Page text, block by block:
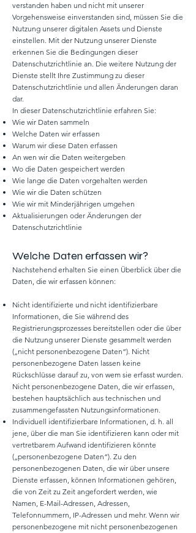
verstanden haben und nicht mit unserer
Vorgehensweise einverstanden sind, müssen Sie die
Nutzung unserer digitalen Assets und Dienste
einstellen. Mit der Nutzung unserer Dienste
erkennen Sie die Bedingungen dieser
Datenschutzrichtlinie an. Die weitere Nutzung der
Dienste stellt Ihre Zustimmung zu dieser
Datenschutzrichtlinie und allen Änderungen daran
dar.
In dieser Datenschutzrichtlinie erfahren Sie:
Wie wir Daten sammeln
Welche Daten wir erfassen
Warum wir diese Daten erfassen
An wen wir die Daten weitergeben
Wo die Daten gespeichert werden
Wie lange die Daten vorgehalten werden
Wie wir die Daten schützen
Wie wir mit Minderjährigen umgehen
Aktualisierungen oder Änderungen der
Datenschutzrichtlinie
Welche Daten erfassen wir?
Nachstehend erhalten Sie einen Überblick über die
Daten, die wir erfassen können:
Nicht identifizierte und nicht identifizierbare
Informationen, die Sie während des
Registrierungsprozesses bereitstellen oder die über
die Nutzung unserer Dienste gesammelt werden
(„nicht personenbezogene Daten“). Nicht
personenbezogene Daten lassen keine
Rückschlüsse darauf zu, von wem sie erfasst wurden.
Nicht personenbezogene Daten, die wir erfassen,
bestehen hauptsächlich aus technischen und
zusammengefassten Nutzungsinformationen.
Individuell identifizierbare Informationen, d. h. all
jene, über die man Sie identifizieren kann oder mit
vertretbarem Aufwand identifizieren könnte
(„personenbezogene Daten“). Zu den
personenbezogenen Daten, die wir über unsere
Dienste erfassen, können Informationen gehören,
die von Zeit zu Zeit angefordert werden, wie
Namen, E-Mail-Adressen, Adressen,
Telefonnummern, IP-Adressen und mehr. Wenn wir
personenbezogene mit nicht personenbezogenen